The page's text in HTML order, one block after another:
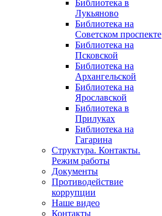
Библиотека в
Лукьяново
Библиотека на
Советском проспекте
Библиотека на
Псковской
Библиотека на
Архангельской
Библиотека на
Ярославской
Библиотека в
Прилуках
Библиотека на
Гагарина
Структура. Контакты.
Режим работы
Документы
Противодействие
коррупции
Наше видео
Контакты